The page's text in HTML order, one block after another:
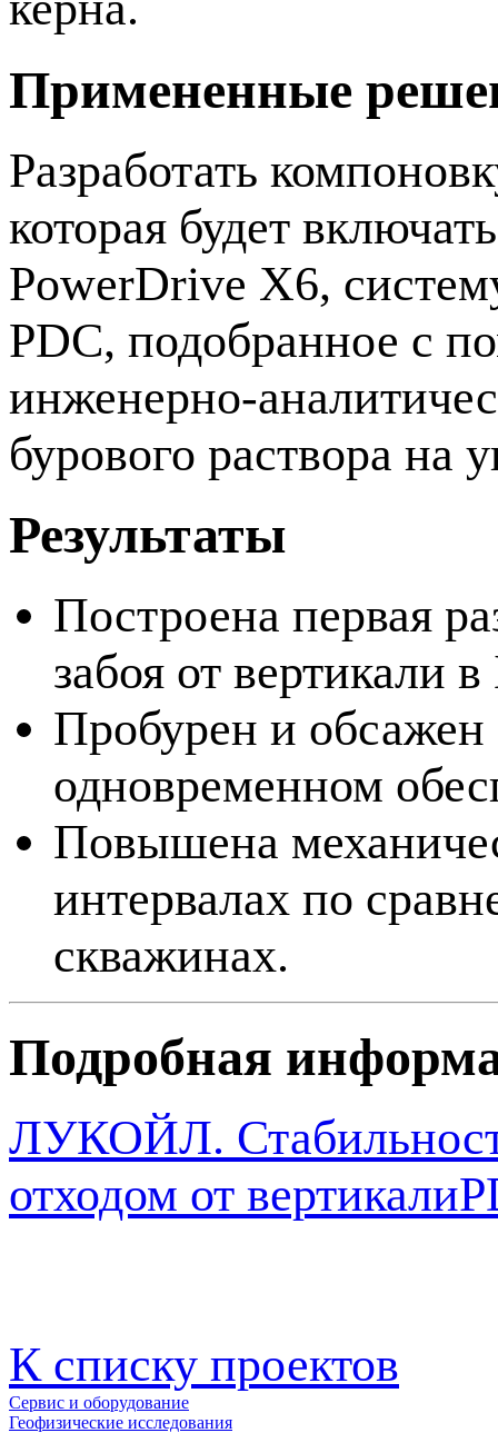
Примененные
Разработать
которая будет
PowerDrive X6,
PDC, подобранное с
инженерно-
бурового раствора на
Результаты
Построена первая
забоя от вертикали
Пробурен и
одновременном
Повышена
интервалах по
скважинах.
Подробная
ЛУКОЙЛ.
отходом от вертикали
К списку проектов
Сервис и оборудование
Геофизические исследования